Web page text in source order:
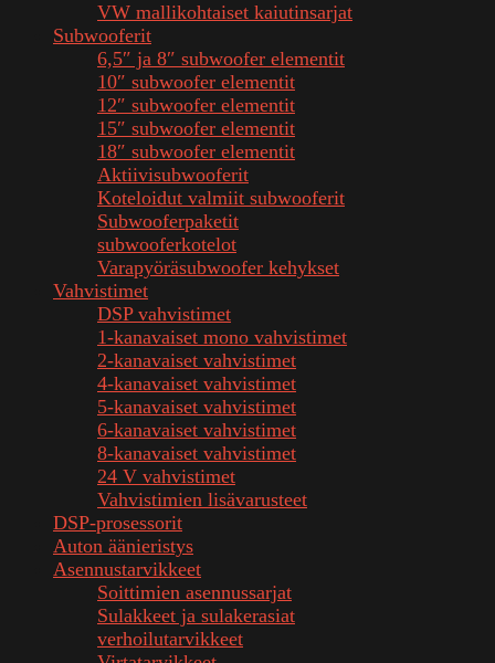
VW mallikohtaiset kaiutinsarjat
Subwooferit
6,5″ ja 8″ subwoofer elementit
10″ subwoofer elementit
12″ subwoofer elementit
15″ subwoofer elementit
18″ subwoofer elementit
Aktiivisubwooferit
Koteloidut valmiit subwooferit
Subwooferpaketit
subwooferkotelot
Varapyöräsubwoofer kehykset
Vahvistimet
DSP vahvistimet
1-kanavaiset mono vahvistimet
2-kanavaiset vahvistimet
4-kanavaiset vahvistimet
5-kanavaiset vahvistimet
6-kanavaiset vahvistimet
8-kanavaiset vahvistimet
24 V vahvistimet
Vahvistimien lisävarusteet
DSP-prosessorit
Auton äänieristys
Asennustarvikkeet
Soittimien asennussarjat
Sulakkeet ja sulakerasiat
verhoilutarvikkeet